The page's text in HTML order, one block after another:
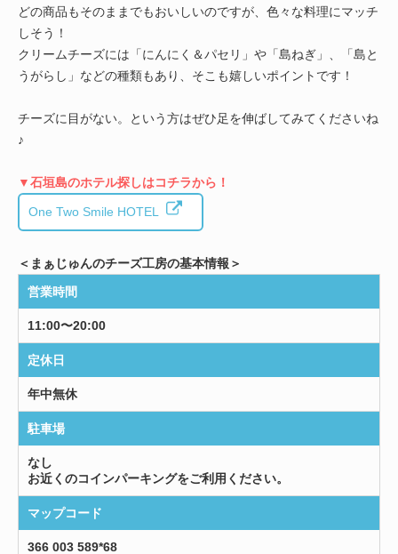
どの商品もそのままでもおいしいのですが、色々な料理にマッチ
しそう！
クリームチーズには「にんにく＆パセリ」や「島ねぎ」、「島と
うがらし」などの種類もあり、そこも嬉しいポイントです！
チーズに目がない。という方はぜひ足を伸ばしてみてくださいね
♪
▼石垣島のホテル探しはコチラから！
One Two Smile HOTEL
＜まぁじゅんのチーズ工房の基本情報＞
営業時間
11:00〜20:00
定休日
年中無休
駐車場
なし
お近くのコインパーキングをご利用ください。
マップコード
366 003 589*68